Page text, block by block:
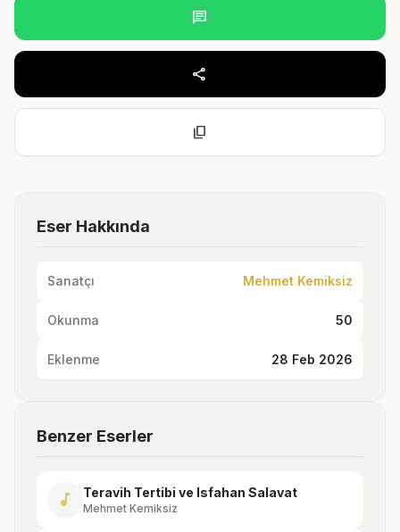
chat
share
content_copy
Eser Hakkında
Sanatçı Mehmet Kemiksiz
Okunma 50
Eklenme 28 Feb 2026
Benzer Eserler
music_note Teravih Tertibi ve Isfahan Salavat
Mehmet Kemiksiz